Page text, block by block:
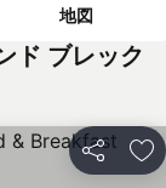
地図
ド ブレック
シェア お